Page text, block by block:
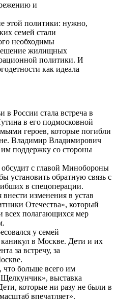
и
этой политики: нужно,
семей стали
необходимы
жилищных
политики. И
как идеала
России стала встреча в
в его подмосковной
героев, которые погибли
Владимир Владимирович
поддержку со стороны
обсудит с главой Минобороны
установить обратную связь с
в спецоперации.
изменения в устав
Отечества», который
всех полагающихся мер
у семей
в Москве. Дети и их
за встречу, за
что больше всего им
выставка
которые ни разу не были в
впечатляет».